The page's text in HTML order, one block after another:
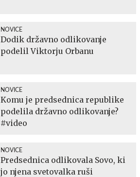
NOVICE
Dodik državno odlikovanje
podelil Viktorju Orbanu
NOVICE
Komu je predsednica republike
podelila državno odlikovanje?
#video
NOVICE
Predsednica odlikovala Sovo, ki
jo njena svetovalka ruši